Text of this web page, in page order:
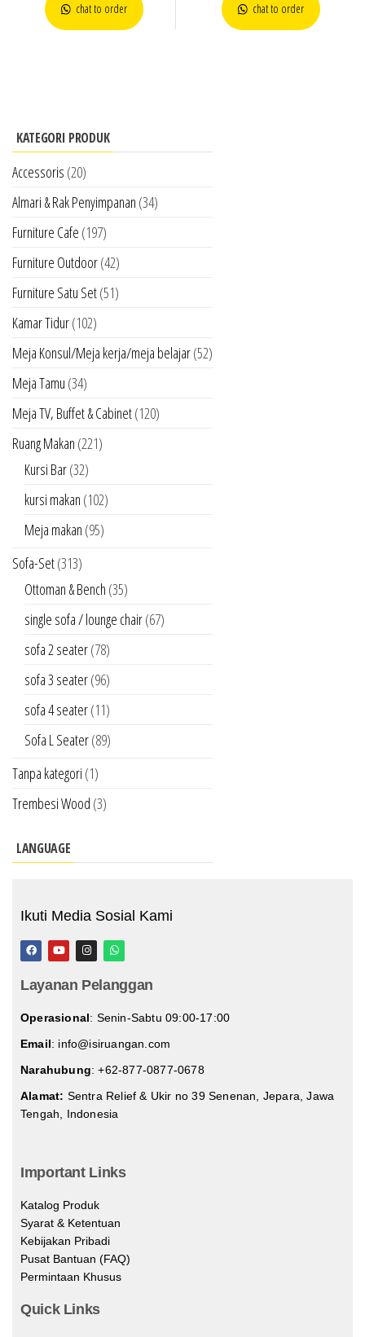
chat to order chat to order
KATEGORI PRODUK
Accessoris (20)
Almari & Rak Penyimpanan (34)
Furniture Cafe (197)
Furniture Outdoor(42)
Furniture Satu Set(51)
Kamar Tidur(102)
Meja Konsul/Meja kerja/meja belajar(52)
Meja Tamu (34)
Meja TV, Buffet & Cabinet(120)
Ruang Makan (221)
Kursi Bar(32)
kursi makan (102)
Meja makan (95)
Sofa-Set(313)
Ottoman & Bench (35)
single sofa / lounge chair(67)
sofa 2 seater(78)
sofa 3 seater(96)
sofa 4 seater(11)
Sofa L Seater(89)
Tanpa kategori (1)
Trembesi Wood (3)
LANGUAGE
Ikuti Media Sosial Kami
Layanan Pelanggan
Operasional: Senin-Sabtu 09:00-17:00
Email: info@isiruangan.com
Narahubung:+62-877-0877-0678
Alamat: Sentra Relief & Ukir no 39 Senenan, Jepara, Jawa
Tengah, Indonesia
Important Links
Katalog Produk
Syarat & Ketentuan
Kebijakan Pribadi
Pusat Bantuan (FAQ)
Permintaan Khusus
Quick Links